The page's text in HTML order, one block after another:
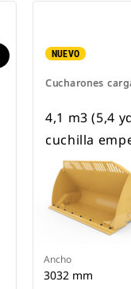
NUEVO
Cucharones
4,1 m3 (5,4
cuchilla
Ancho
3032 mm